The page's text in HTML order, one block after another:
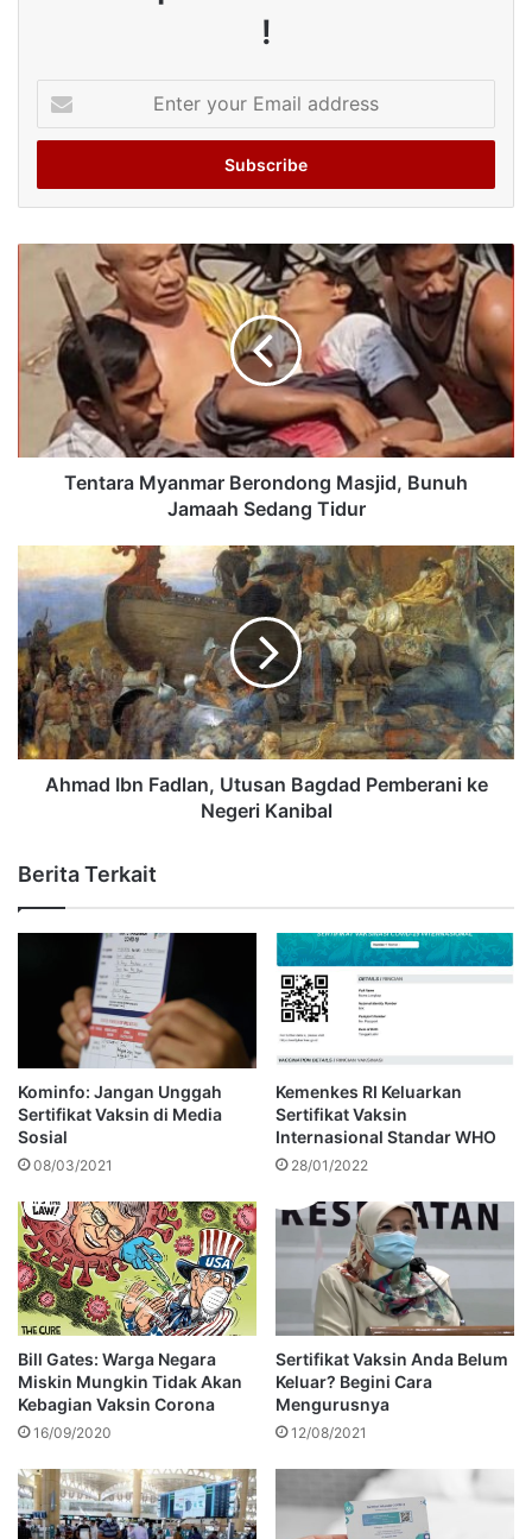
!
your
Email
Tentara Myanmar Berondong Masjid, Bunuh
Jamaah Sedang Tidur
Ahmad Ibn Fadlan, Utusan Bagdad Pemberani ke
Negeri Kanibal
Berita Terkait
Kominfo: Jangan Unggah
Sertifikat Vaksin di Media
Sosial
08/03/2021
Kemenkes RI Keluarkan
Sertifikat Vaksin
Internasional Standar WHO
28/01/2022
Bill Gates: Warga Negara
Miskin Mungkin Tidak Akan
Kebagian Vaksin Corona
16/09/2020
Sertifikat Vaksin Anda Belum
Keluar? Begini Cara
Mengurusnya
12/08/2021